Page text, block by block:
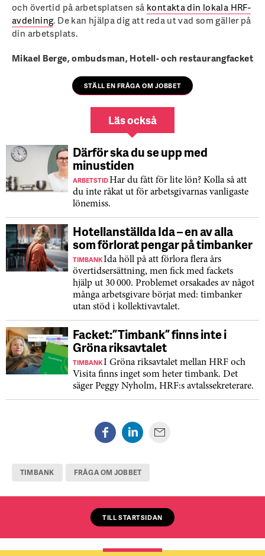
och övertid på arbetsplatsen så kontakta din lokala HRF-
avdelning. De kan hjälpa dig att reda ut vad som gäller på
din arbetsplats.
Mikael Berge, ombudsman, Hotell- och restaurangfacket
STÄLL EN FRÅGA OM JOBBET
Läs också
Därför ska du se upp med
minustiden
ARBETSTIDHar du fått för lite lön? Kolla så att
du inte råkat ut för arbetsgivarnas vanligaste
lönemiss.
Hotellanställda Ida – en av alla
som förlorat pengar på timbanker
TIMBANKIda höll på att förlora flera års
övertidsersättning, men fick med fackets
hjälp ut 30 000. Problemet orsakades av något
många arbetsgivare börjat med: timbanker
utan stöd i kollektivavtalet.
Facket: ”Timbank” finns inte i
Gröna riksavtalet
TIMBANKI Gröna riksavtalet mellan HRF och
Visita finns inget som heter timbank. Det
säger Peggy Nyholm, HRF:s avtalssekreterare.
TIMBANK FRÅGA OM JOBBET
TILL STARTSIDAN